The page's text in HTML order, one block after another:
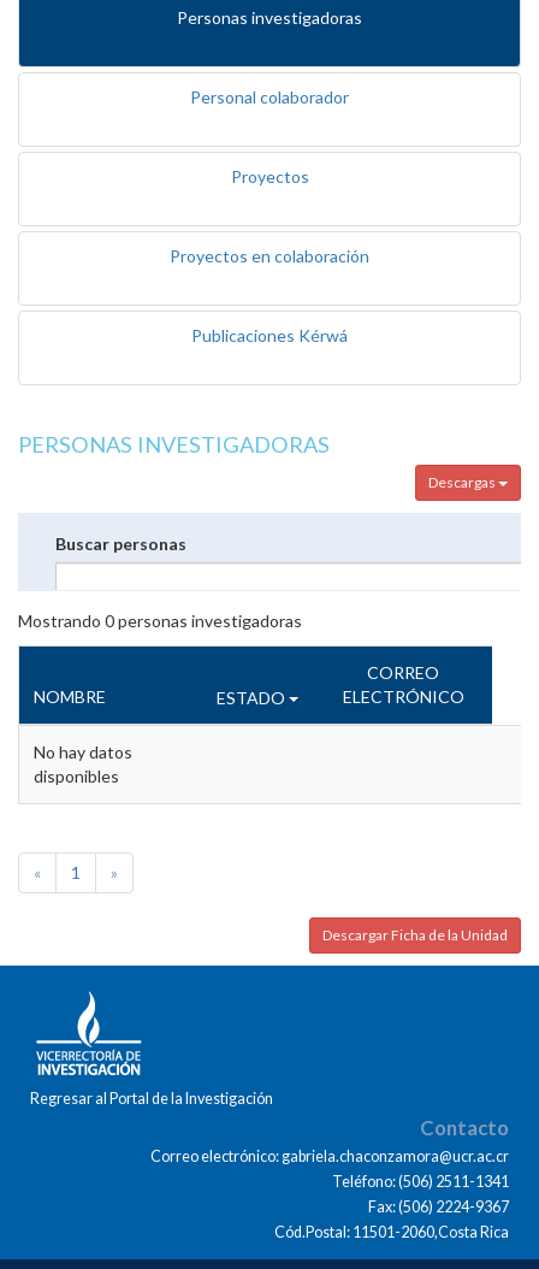
Personas investigadoras
Personal colaborador
Proyectos
Proyectos en colaboración
Publicaciones Kérwá
PERSONAS INVESTIGADORAS
Descargas
Buscar personas
Mostrando 0personas investigadoras
NOMBRE ESTADO
CORREO
ELECTRÓNICO
No hay datos
disponibles
« 1 »
Descargar Ficha de la Unidad
Regresar al Portal de la Investigación
Contacto
Correo electrónico: gabriela.chaconzamora@ucr.ac.cr
Teléfono: (506) 2511-1341
Fax: (506) 2224-9367
Cód.Postal: 11501-2060,Costa Rica